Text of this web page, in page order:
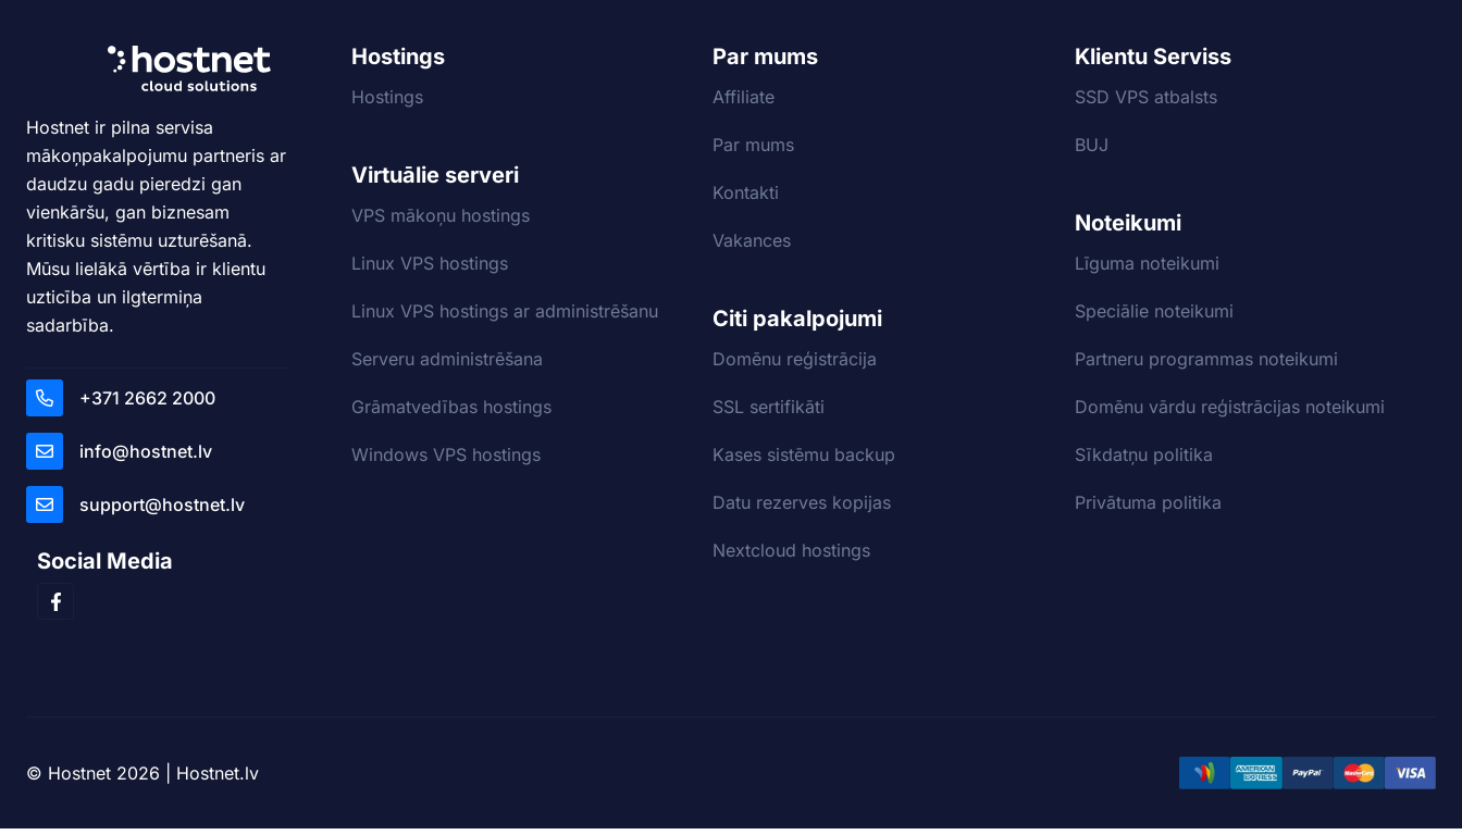
Hostnet ir pilna servisa
mākoņpakalpojumu partneris ar
daudzu gadu pieredzi gan
vienkāršu, gan biznesam
kritisku sistēmu uzturēšanā.
Mūsu lielākā vērtība ir klientu
uzticība un ilgtermiņa
sadarbība.
+371 2662 2000
info@hostnet.lv
support@hostnet.lv
Social Media
Hostings
Hostings
Virtuālie serveri
VPS mākoņu hostings
Linux VPS hostings
Linux VPS hostings ar administrēšanu
Serveru administrēšana
Grāmatvedības hostings
Windows VPS hostings
Par mums
Affiliate
Par mums
Kontakti
Vakances
Citi pakalpojumi
Domēnu reģistrācija
SSL sertifikāti
Kases sistēmu backup
Datu rezerves kopijas
Nextcloud hostings
Klientu Serviss
SSD VPS atbalsts
BUJ
Noteikumi
Līguma noteikumi
Speciālie noteikumi
Partneru programmas noteikumi
Domēnu vārdu reģistrācijas noteikumi
Sīkdatņu politika
Privātuma politika
© Hostnet 2026 | Hostnet.lv